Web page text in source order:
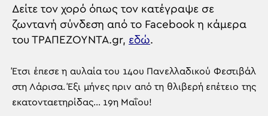
Δείτε τον χορό όπως τον κατέγραψε σε
ζωντανή σύνδεση από το Facebook η κάμερα
του ΤΡΑΠΕΖΟΥΝΤΑ.gr, εδώ.
Έτσι έπεσε η αυλαία του 14ου Πανελλαδικού Φεστιβάλ
στη Λάρισα. Έξι μήνες πριν από τη θλιβερή επέτειο της
εκατονταετηρίδας… 19η Μαΐου!